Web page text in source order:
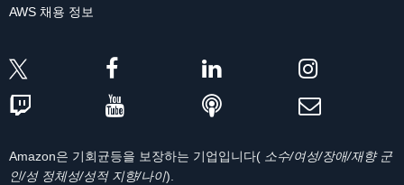
AWS 채용 정보
Amazon은 기회균등을 보장하는 기업입니다( 소수/여성/장애/재향 군
인/성 정체성/성적 지향/나이).